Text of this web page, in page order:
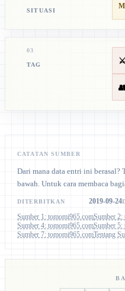
SITUASI
03
TAG
CATATAN SUMBER
Dari mana data entri ini berasal?
bawah. Untuk cara membaca
DITERBITKAN 2019-09-24
Sumber 1: tomomi965.comSumber 2:
Sumber 4: tomomi965.comSumber 5:
Sumber 7: tomomi965.comTentang